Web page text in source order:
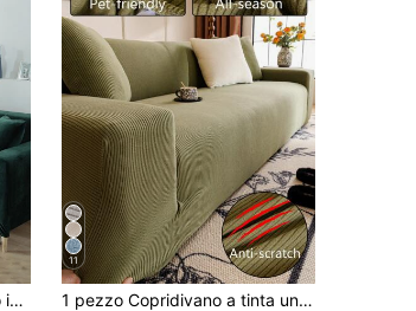
1 pezzo Copridivano elastico in pelliccia di volpe argentata calda invernale , Copridivano universale moderno in stile semplice a tinta unita antiscivolo per divani a L e divani da 1/2/3/4 posti (Con un cuscino gratuito)
11
1 pezzo Copridivano a tinta unita jacquard elasticizzato con copertura completa, stile minimalista, antiscivolo, anti-macchia e anti-graffio, adatto per tutte le stagioni, lavabile in lavatrice, ideale per decorazione divano natalizia e domestica